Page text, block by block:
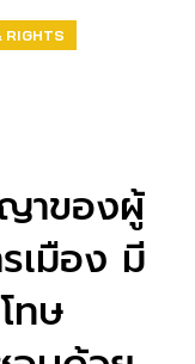
RIGHTS
าของผู้
เมือง มี
ทษ